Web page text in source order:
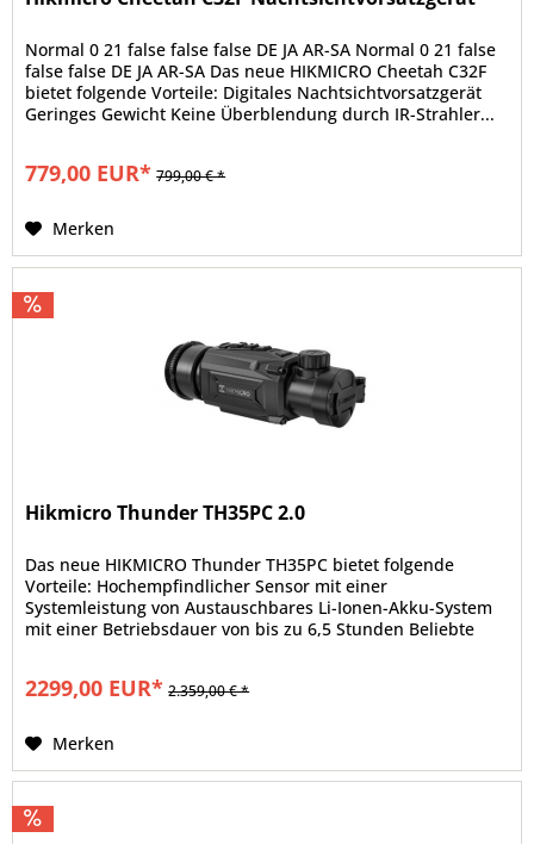
Normal 0 21 false false false DE JA AR-SA Normal 0 21 false
false false DE JA AR-SA Das neue HIKMICRO Cheetah C32F
bietet folgende Vorteile: Digitales Nachtsichtvorsatzgerät
Geringes Gewicht Keine Überblendung durch IR-Strahler...
779,00 EUR* 799,00 € *
Merken
Hikmicro Thunder TH35PC 2.0
Das neue HIKMICRO Thunder TH35PC bietet folgende
Vorteile: Hochempfindlicher Sensor mit einer
Systemleistung von Austauschbares Li-Ionen-Akku-System
mit einer Betriebsdauer von bis zu 6,5 Stunden Beliebte
2299,00 EUR* 2.359,00 € *
Merken